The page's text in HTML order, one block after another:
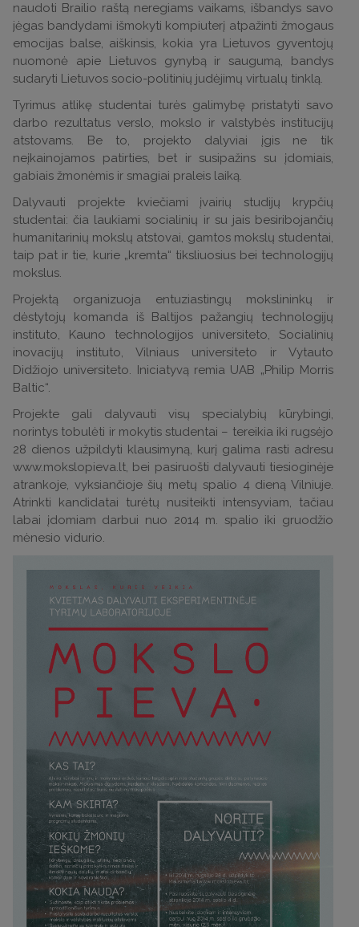
naudoti Brailio raštą neregiams vaikams, išbandys savo
jėgas bandydami išmokyti kompiuterį atpažinti žmogaus
emocijas balse, aiškinsis, kokia yra Lietuvos gyventojų
nuomonė apie Lietuvos gynybą ir saugumą, bandys
sudaryti Lietuvos socio-politinių judėjimų virtualų tinklą.
Tyrimus atlikę studentai turės galimybę pristatyti savo
darbo rezultatus verslo, mokslo ir valstybės institucijų
atstovams. Be to, projekto dalyviai įgis ne tik
neįkainojamos patirties, bet ir susipažins su įdomiais,
gabiais žmonėmis ir smagiai praleis laiką.
Dalyvauti projekte kviečiami įvairių studijų krypčių
studentai: čia laukiami socialinių ir su jais besiribojančių
humanitarinių mokslų atstovai, gamtos mokslų studentai,
taip pat ir tie, kurie „kremta“ tiksliuosius bei technologijų
mokslus.
Projektą organizuoja entuziastingų mokslininkų ir
dėstytojų komanda iš Baltijos pažangių technologijų
instituto, Kauno technologijos universiteto, Socialinių
inovacijų instituto, Vilniaus universiteto ir Vytauto
Didžiojo universiteto. Iniciatyvą remia UAB „Philip Morris
Baltic“.
Projekte gali dalyvauti visų specialybių kūrybingi,
norintys tobulėti ir mokytis studentai – tereikia iki rugsėjo
28 dienos užpildyti klausimyną, kurį galima rasti adresu
www.mokslopieva.lt, bei pasiruošti dalyvauti tiesioginėje
atrankoje, vyksiančioje šių metų spalio 4 dieną Vilniuje.
Atrinkti kandidatai turėtų nusiteikti intensyviam, tačiau
labai įdomiam darbui nuo 2014 m. spalio iki gruodžio
mėnesio vidurio.